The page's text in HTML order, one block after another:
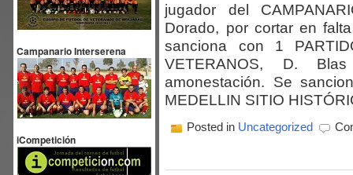
Campanario Interserena
iCompetición
jugador del
Dorado, por cortar en
sanciona con 1
VETERANOS, D.
amonestación. Se
MEDELLIN SITIO
Posted in Uncategorized